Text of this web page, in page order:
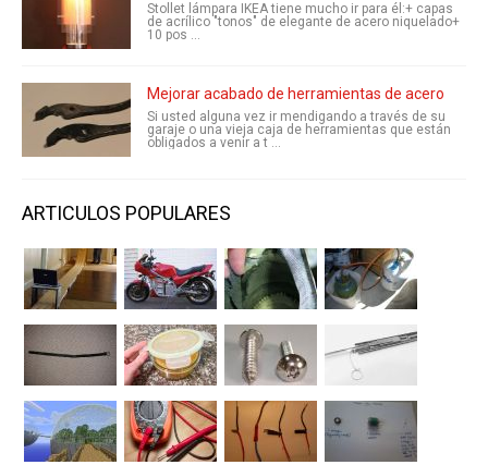
Stollet lámpara IKEA tiene mucho ir para él:+ capas
de acrílico "tonos" de elegante de acero niquelado+
10 pos ...
Mejorar acabado de herramientas de acero
Si usted alguna vez ir mendigando a través de su
garaje o una vieja caja de herramientas que están
obligados a venir a t ...
ARTICULOS POPULARES